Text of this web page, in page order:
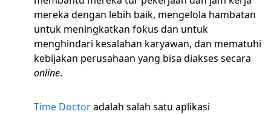
mereka dengan lebih baik, mengelola hambatan
untuk meningkatkan fokus dan untuk
menghindari kesalahan karyawan, dan mematuhi
kebijakan perusahaan yang bisa diakses secara
online.
Time Doctoradalah salah satu aplikasi